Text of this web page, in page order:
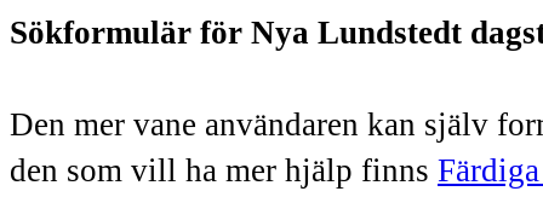
Sökformulär för Nya Lundstedt
Den mer vane användaren kan själv
den som vill ha mer hjälp finns